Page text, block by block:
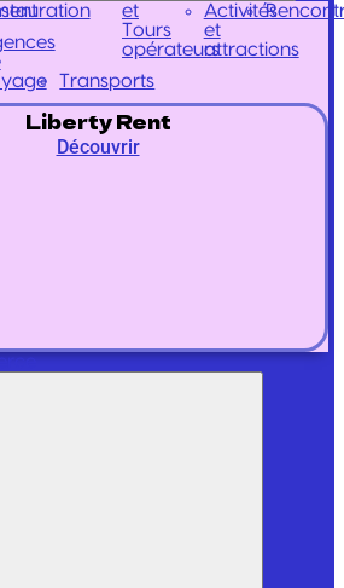
et
Tours
opérateurs
Transports
Activités
et
attractions
Liberty Rent
Découvrir